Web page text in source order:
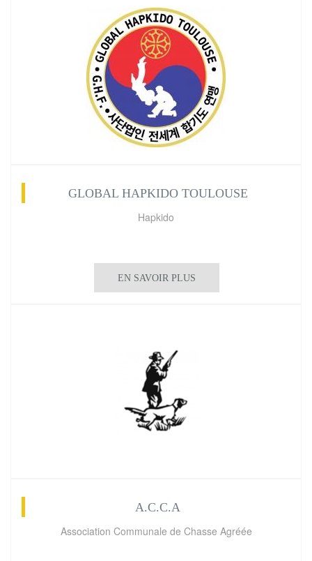
GLOBAL HAPKIDO TOULOUSE
Hapkido
EN SAVOIR PLUS
A.C.C.A
Association Communale de Chasse Agréée